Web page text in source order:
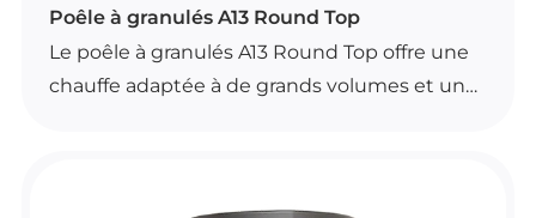
POÊLES À GRANULÉS
Poêle à granulés A13 Round Top
Le poêle à granulés A13 Round Top offre une
chauffe adaptée à de grands volumes et un